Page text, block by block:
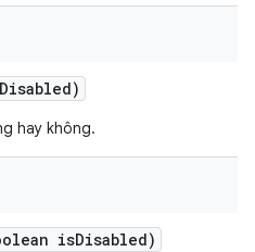
Disabled)
hay không.
isDisabled)